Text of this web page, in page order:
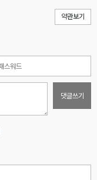
약관보기
댓글쓰기